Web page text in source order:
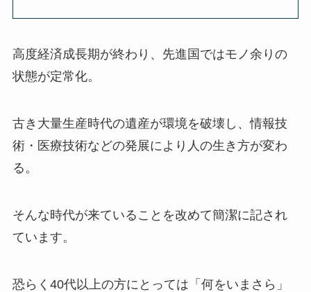
高度経済成長期が終わり、先進国ではモノ余りの
状態が定常化。
古き大量生産時代の遺産が環境を破壊し、情報技
術・医療技術などの発展により人の生き方が変わ
る。
そんな時代が来ていることを改めて簡潔に記され
ています。
恐らく40代以上の方にとっては「何をいまさら」